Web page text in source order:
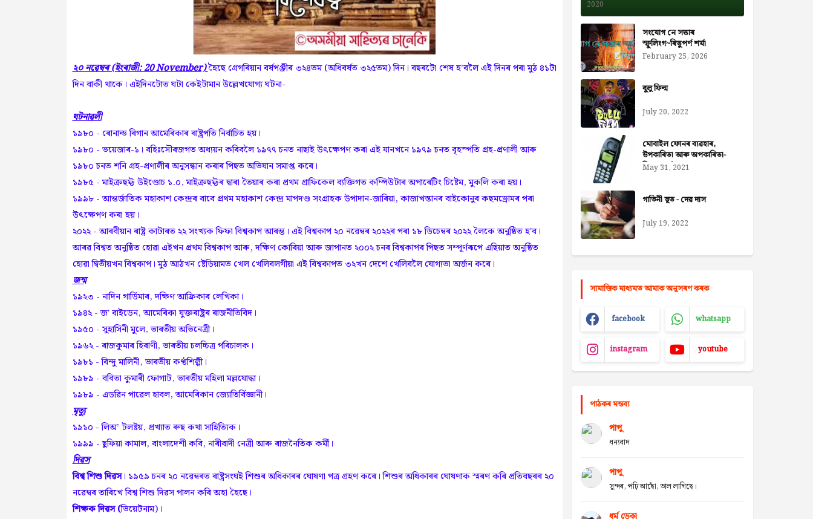
২০ নৱেম্বৰ (ইংৰাজী: 20 November)হৈছে গ্ৰেগৰিয়ান বৰ্ষপঞ্জীৰ ৩২৪তম (অধিবৰ্ষত ৩২৫তম) দিন। বছৰটো শেষ হ’বলৈ এই দিনৰ পৰা মুঠ ৪১টা
দিন বাকী থাকে। এইদিনটোত ঘটা কেইটামান উল্লেখযোগ্য ঘটনা-
ঘটনাৱলী
১৯৮০ - ৰোনাল্ড ৰিগান আমেৰিকাৰ ৰাষ্ট্ৰপতি নিৰ্বাচিত হয়।
১৯৮০ - ভয়েজাৰ-১। বহিঃসৌৰজগত অধ্যয়ন কৰিবলৈ ১৯৭৭ চনত নাছাই উৎক্ষেপণ কৰা এই যানখনে ১৯৭৯ চনত বৃহস্পতি গ্ৰহ-প্ৰণালী আৰু
১৯৮০ চনত শনি গ্ৰহ-প্ৰণালীৰ অনুসন্ধান কৰাৰ পিছত অভিযান সমাপ্ত কৰে।
১৯৮৫ - মাইক্ৰছফ্ট উইণ্ডোচ ১.০, মাইক্ৰছফ্টৰ দ্বাৰা তৈয়াৰ কৰা প্ৰথম গ্ৰাফিকেল ব্যক্তিগত কম্পিউটাৰ অপাৰেটিং চিষ্টেম, মুকলি কৰা হয়।
১৯৯৮ - আন্তৰ্জাতিক মহাকাশ কেন্দ্ৰৰ বাবে প্ৰথম মহাকাশ কেন্দ্ৰ মাপদণ্ড সংগ্ৰাহক উপাদান-জাৰিয়া, কাজাখস্তানৰ বাইকোনুৰ কছমড্ৰোমৰ পৰা
উৎক্ষেপণ কৰা হয়।
২০২২ - আৰবীয়ান ৰাষ্ট্ৰ কাটাৰত ২২ সংখ্যক ফিফা বিশ্বকাপ আৰম্ভ। এই বিশ্বকাপ ২০ নৱেম্বৰ ২০২২ৰ পৰা ১৮ ডিচেম্বৰ ২০২২ লৈকে অনুষ্ঠিত হ'ব।
আৰৱ বিশ্বত অনুষ্ঠিত হোৱা এইখন প্ৰথম বিশ্বকাপ আৰু, দক্ষিণ কোৰিয়া আৰু জাপানত ২০০২ চনৰ বিশ্বকাপৰ পিছত সম্পূৰ্ণৰূপে এছিয়াত অনুষ্ঠিত
হোৱা দ্বিতীয়খন বিশ্বকাপ। মুঠ আঠখন ষ্টেডিয়ামত খেল খেলিবলগীয়া এই বিশ্বকাপত ৩২খন দেশে খেলিবলৈ যোগ্যতা অৰ্জন কৰে।
জন্ম
১৯২৩ - নাদিন গাৰ্ডিমাৰ, দক্ষিণ আফ্ৰিকাৰ লেখিকা।
১৯৪২ - জ' বাইডেন, আমেৰিকা যুক্তৰাষ্ট্ৰৰ ৰাজনীতিবিদ।
১৯৫০ - সুহাসিনী মুলে, ভাৰতীয় অভিনেত্ৰী।
১৯৬২ - ৰাজকুমাৰ হিৰাণী, ভাৰতীয় চলচ্চিত্ৰ পৰিচালক।
১৯৮১ - বিন্দু মালিনী, ভাৰতীয় কণ্ঠশিল্পী।
১৯৮৯ - ববিতা কুমাৰী ফোগাট, ভাৰতীয় মহিলা মল্লযোদ্ধা।
১৯৮৯ - এডৱিন পাৱেল হাবল, আমেৰিকান জ্যোতিৰ্বিজ্ঞানী।
মৃত্যু
১৯১০ - লিঅ’ টলষ্টয়, প্ৰখ্যাত ৰুছ কথা সাহিত্যিক।
১৯৯৯ - ছুফিয়া কামাল, বাংলাদেশী কবি, নাৰীবাদী নেত্ৰী আৰু ৰাজনৈতিক কৰ্মী।
দিৱস
বিশ্ব শিশু দিৱস। ১৯৫৯ চনৰ ২০ নৱেম্বৰত ৰাষ্ট্ৰসংঘই শিশুৰ অধিকাৰৰ ঘোষণা পত্ৰ গ্ৰহণ কৰে। শিশুৰ অধিকাৰৰ ঘোষণাক স্মৰণ কৰি প্ৰতিবছৰৰ ২০
নৱেম্বৰ তাৰিখে বিশ্ব শিশু দিৱস পালন কৰি অহা হৈছে।
শিক্ষক দিৱস (ভিয়েটনাম)।
2020
সংযোগ নে সত্তাৰ
স্ফুলিংগ~ৰিতুপৰ্ণ শৰ্মা
February 25, 2026
বুলু ফিল্ম
July 20, 2022
মোবাইল ফোনৰ ব্যৱহাৰ,
উপকাৰিতা আৰু অপকাৰিতা-
নিজৰা বৰ্মন ডেকা
May 31, 2021
গাভিনী ভূত - দেৱ দাস
July 19, 2022
সামাজিক মাধ্যমত আমাক অনুসৰণ কৰক
facebook whatsapp
instagram youtube
পাঠকৰ মন্তব্য
পাপু
ধন্যবাদ
পাপু
সুন্দৰ, পঢ়ি আছোঁ, ভাল লাগিছে।